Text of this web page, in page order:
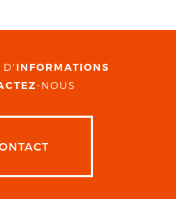
D' INFORMATIONS
-NOUS